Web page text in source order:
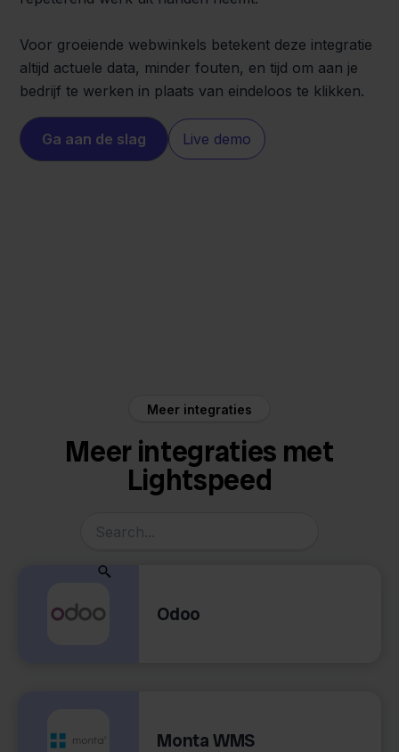
Voor groeiende webwinkels betekent deze integratie
altijd actuele data, minder fouten, en tijd om aan je
bedrijf te werken in plaats van eindeloos te klikken.
Ga aan de slag Live demo
Meer integraties
Meer integraties met
Lightspeed
Odoo
Monta WMS